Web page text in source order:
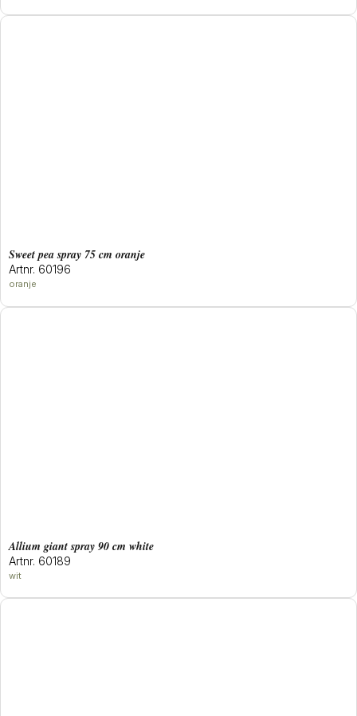
sweet pea spray 75 cm oranje
Artnr. 60196
oranje
allium giant spray 90 cm white
Artnr. 60189
wit